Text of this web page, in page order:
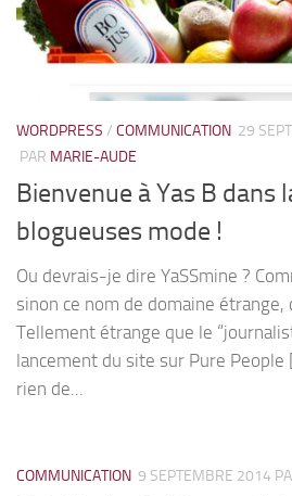
WORDPRESS / COMMUNICATION 29
PAR MARIE-AUDE
Bienvenue à Yas B dans
blogueuses mode !
Ou devrais-je dire YaSSmine ?
sinon ce nom de domaine étrange,
Tellement étrange que le
lancement du site sur Pure People
rien de...
COMMUNICATION 9 SEPTEMBRE 2014